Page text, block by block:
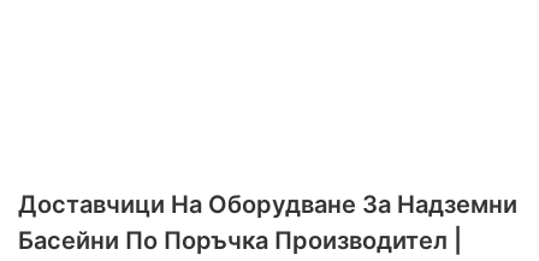
Доставчици На Оборудване За Надземни
Басейни По Поръчка Производител |